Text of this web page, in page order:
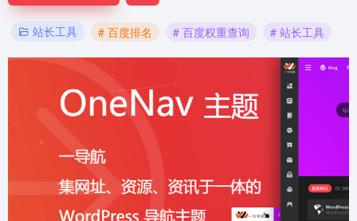
站长工具 # 百度排名 # 百度权重查询 # 站长工具